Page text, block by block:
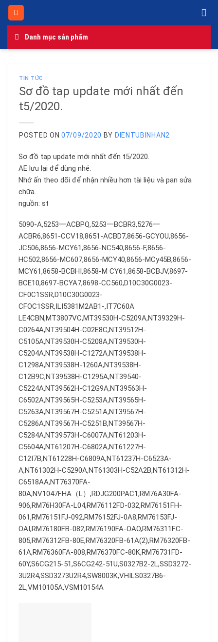
Skip
Danh mục sản phẩm
TIN TỨC
Sơ đồ tap update mới nhất đến
t5/2020.
POSTED ON 07/09/2020 BY DIENTUBINHAN2
Sơ đồ tap update mới nhất đến t5/2020.
AE lưu lại để dùng nhé.
Nhớ ấn theo dõi để nhận nhiều hơn tài liệu và pan sửa
chữa.
nguồn: st
5090-A,5253一ACBPQ,5253一BCBR3,5276一
ACBR6,8651-CCV18,8651-ACBD7,8656-GCYOU,8656-
JC506,8656-MCY61,8656-NC540,8656-F,8656-
HC502,8656-MC607,8656-MCY40,8656-MCy45B,8656-
MCY61,8658-BCBHI,8658-M CY61,8658-BCBJV,8697-
BCE10,8697-BCYA7,8698-CC560,D10C30G0023-
CF0C1SSR,D10C30G0023-
CFOC1SSR,ILI5381M2AB1-,IT7C60A
LE4CBN,MT3807VC,MT39530H-C5209A,NT39329H-
C0264A,NT39504H-C02E8C,NT39512H-
C5105A,NT39530H-C5208A,NT39530H-
C5204A,NT39538H-C1272A,NT39538H-
C1298A,NT39538H-1260A,NT39538H-
C12B9C,NT39538H-C1295A,NT39540-
C5224A,NT39562H-C12G9A,NT39563H-
C6502A,NT39565H-C5253A,NT39565H-
C5263A,NT39567H-C5251A,NT39567H-
C5286A,NT39567H-C5251B,NT39567H-
C5284A,NT39573H-C6007A,NT61203H-
C5604A,NT61207H-C6802A,NT61227H-
C12I7B,NT61228H-C6809A,NT61237H-C6523A-
A,NT61302H-C5290A,NT61303H-C52A2B,NT61312H-
C6518AA,NT76370FA-
80A,NV1047FHA（L）,RDJG200PAC1,RM76A30FA-
906,RM76H30FA-L04,RM76112FD-032,RM76151FH-
061,RM76151FJ-092,RM76152FJ-0A8,RM76153FJ-
OAI,RM76180FB-082,RM76190FA-OAO,RM76311FC-
805,RM76312FB-80E,RM76320FB-61A(2),RM76320FB-
61A,RM76360FA-808,RM76370FC-80K,RM76731FD-
60Y,S6CG215-51,S6CG242-51U,S0327B2-2L,SSD3272-
3U2R4,SSD3273U2R4,SW8003K,VHILS0327B6-
2L,VM10105A,VSM10154A